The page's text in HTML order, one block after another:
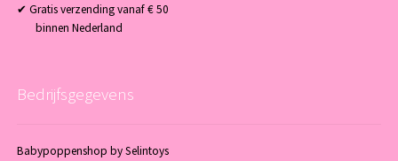
✔ Gratis verzending vanaf € 50
binnen Nederland
Bedrijfsgegevens
Babypoppenshop by Selintoys